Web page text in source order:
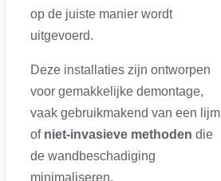
op de juiste manier wordt
uitgevoerd.
Deze installaties zijn ontworpen
voor gemakkelijke demontage,
vaak gebruikmakend van een lijm
of niet-invasieve methoden die
de wandbeschadiging
minimaliseren.